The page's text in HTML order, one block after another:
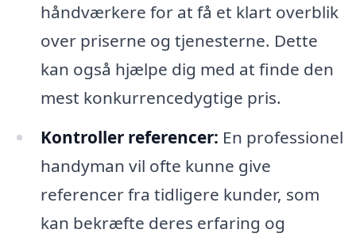
håndværkere for at få et klart overblik
over priserne og tjenesterne. Dette
kan også hjælpe dig med at finde den
mest konkurrencedygtige pris.
Kontroller referencer: En professionel
handyman vil ofte kunne give
referencer fra tidligere kunder, som
kan bekræfte deres erfaring og